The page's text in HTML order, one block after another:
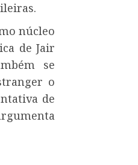
núcleo
de Jair
se
o
de